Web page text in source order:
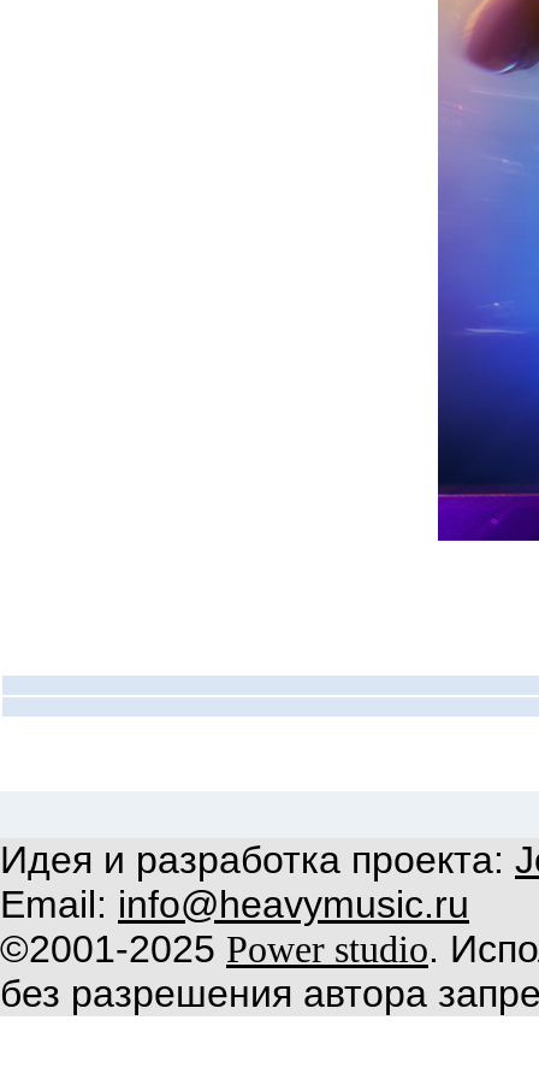
Идея и разработка проекта:
Email: info@heavymusic.ru
©2001-2025 Power studio.
без разрешения автора